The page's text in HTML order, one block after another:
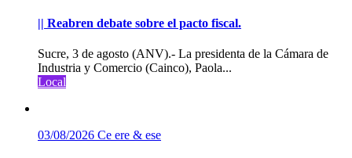
|| Reabren debate sobre el pacto fiscal.
Sucre, 3 de agosto (ANV).- La presidenta de la Cámara de
Industria y Comercio (Cainco), Paola...
Local
03/08/2026 Ce ere & ese